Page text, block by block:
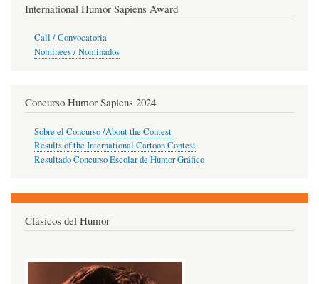
International Humor Sapiens Award
Call / Convocatoria
Nominees / Nominados
Concurso Humor Sapiens 2024
Sobre el Concurso /About the Contest
Results of the International Cartoon Contest
Resultado Concurso Escolar de Humor Gráfico
Clásicos del Humor